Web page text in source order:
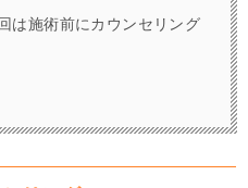
は施術前にカウンセリング